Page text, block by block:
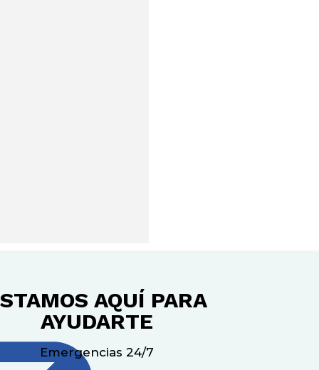
AQUÍ PARA
AYUDARTE
Emergencias 24/7